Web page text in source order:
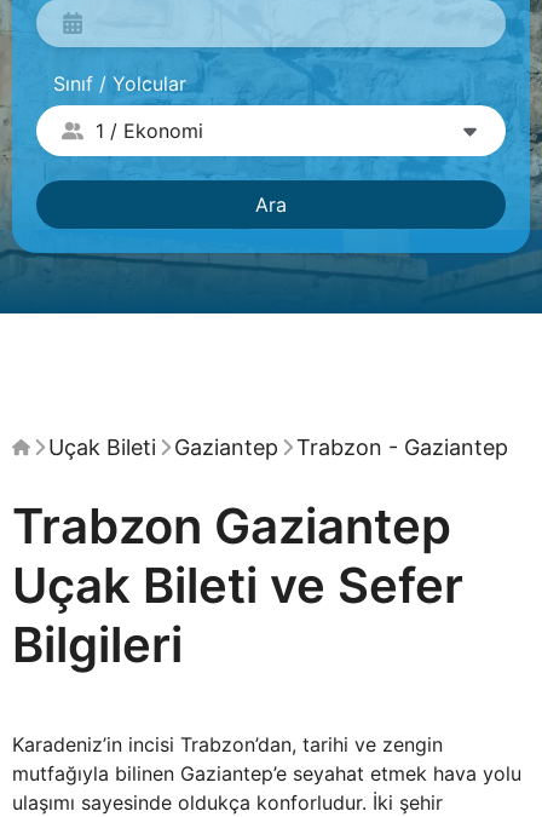
Sınıf / Yolcular
Ara
Uçak Bileti Gaziantep Trabzon - Gaziantep
Trabzon Gaziantep
Uçak Bileti ve Sefer
Bilgileri
Karadeniz’in incisi Trabzon’dan, tarihi ve zengin
mutfağıyla bilinen Gaziantep’e seyahat etmek hava yolu
ulaşımı sayesinde oldukça konforludur. İki şehir